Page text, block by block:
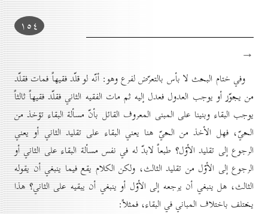
۱٥٤
→
وفي ختام البحث لا بأس بالتعرّض لفرع وهو: أنّه لو قلّد فقيهاً فمات فقلّد
من يجوّز أو يوجب العدول فعدل إليه ثم مات الفقيه الثاني فقلّد فقيهاً ثالثاً
يوجب البقاء وبنينا على المبنى المعروف القائل بأنّ مسألة البقاء تؤخذ من
الحيّ، فهل الأخذ من الحيّ هنا يعني البقاء على تقليد الثاني أو يعني
الرجوع إلى تقليد الأوّل؟ طبعاً لابدّ له في نفس مسألة البقاء على الثاني أو
الرجوع إلى الأوّل من تقليد الثالث، ولكن الكلام يقع فيما ينبغي أن يقوله
الثالث، هل ينبغي أن يرجعه إلى الأوّل أو ينبغي أن يبقيه على الثاني؟ هذا
يختلف باختلاف المباني في البقاء، فمثلاً: